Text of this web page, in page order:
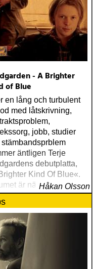
på väsentligt mycket
än vad tjänsten kräver
- A Brighter
of Blue
en lång och turbulent
med låtskrivning,
jobb, studier
stämbandsprblem
äntligen Terje
debutplatta,
Kind Of Blue«.
är nära, enkelt och
och handlar om
och historier
en ung mans liv
Håkan Olsson